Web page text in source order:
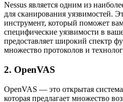
Nessus является одним из
для сканирования уязвимостей.
инструмент, который поможет
специфические уязвимости в
предоставляет широкий спектр
множество протоколов и
2. OpenVAS
OpenVAS — это открытая
которая предлагает множество